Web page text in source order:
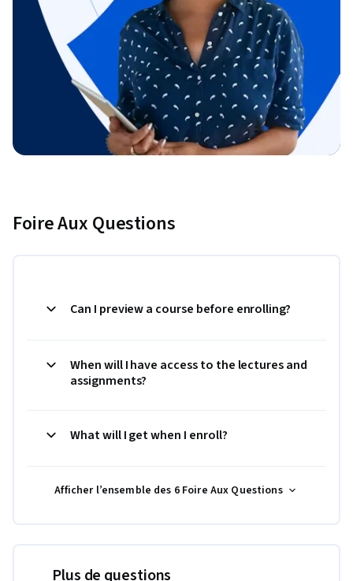
Foire Aux Questions
Can I preview a course before enrolling?
When will I have access to the lectures and
assignments?
What will I get when I enroll?
Afficher l’ensemble des 6 Foire Aux Questions
Plus de questions